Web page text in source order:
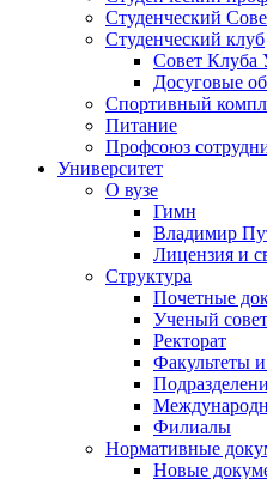
Студенческий
Студенческий клуб
Совет Клуба
Досуговые
Спортивный
Питание
Профсоюз
Университет
О вузе
Гимн
Владимир
Лицензия и
Структура
Почетные
Ученый совет
Ректорат
Факультеты
Филиалы
Нормативные
Новые